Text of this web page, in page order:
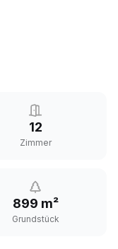
12
Zimmer
899 m²
Grundstück